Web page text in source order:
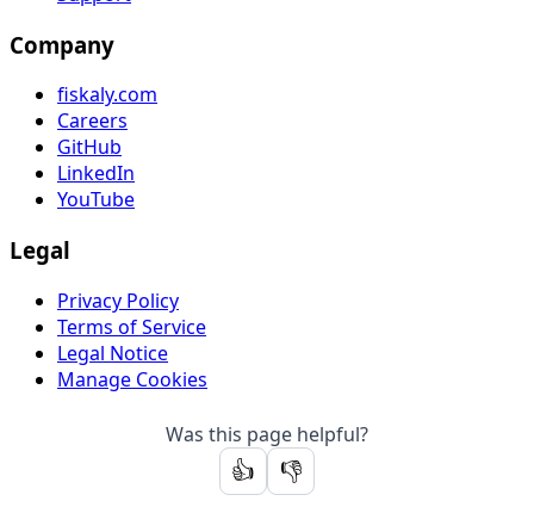
Company
fiskaly.com
Careers
GitHub
LinkedIn
YouTube
Legal
Privacy Policy
Terms of Service
Legal Notice
Manage Cookies
Was this page helpful?
👍
👎